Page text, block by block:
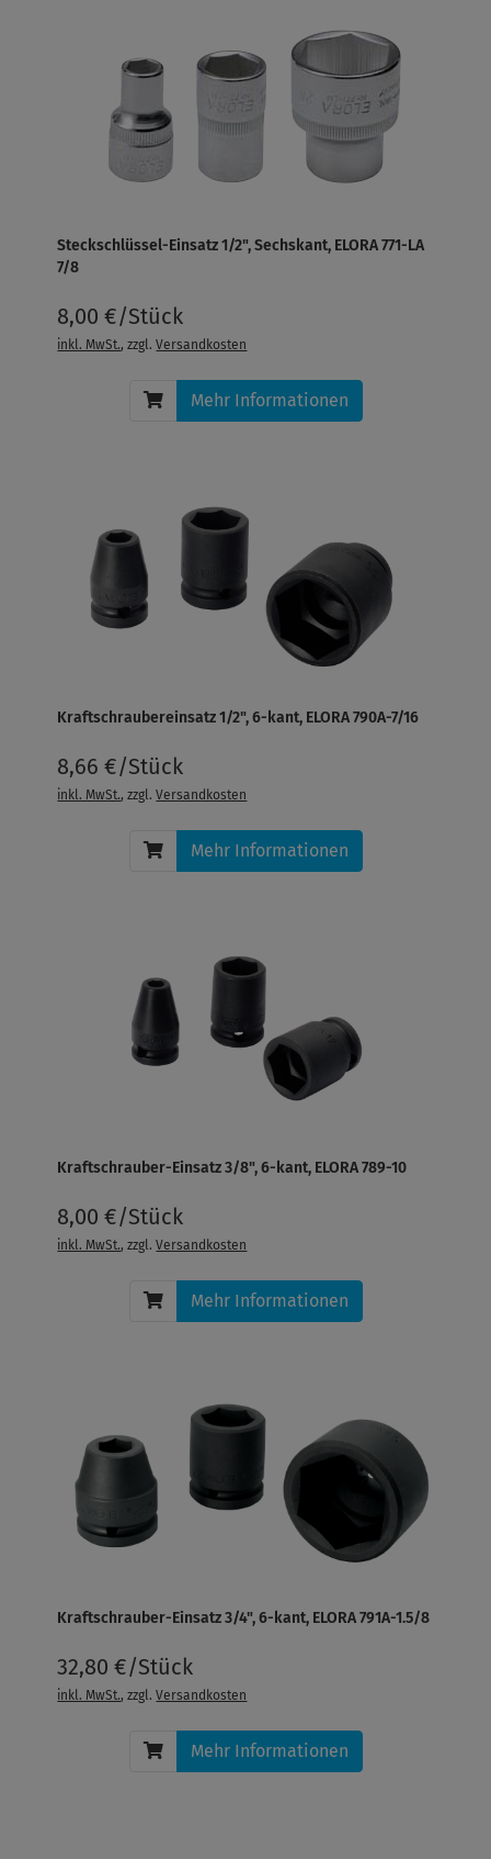
Steckschlüssel-Einsatz 1/2", Sechskant, ELORA 771-LA
7/8
8,00 €/Stück
inkl. MwSt., zzgl.Versandkosten
Mehr Informationen
Kraftschraubereinsatz 1/2", 6-kant, ELORA 790A-7/16
8,66 €/Stück
inkl. MwSt., zzgl.Versandkosten
Mehr Informationen
Kraftschrauber-Einsatz 3/8", 6-kant, ELORA 789-10
8,00 €/Stück
inkl. MwSt., zzgl.Versandkosten
Mehr Informationen
Kraftschrauber-Einsatz 3/4", 6-kant, ELORA 791A-1.5/8
32,80 €/Stück
inkl. MwSt., zzgl.Versandkosten
Mehr Informationen